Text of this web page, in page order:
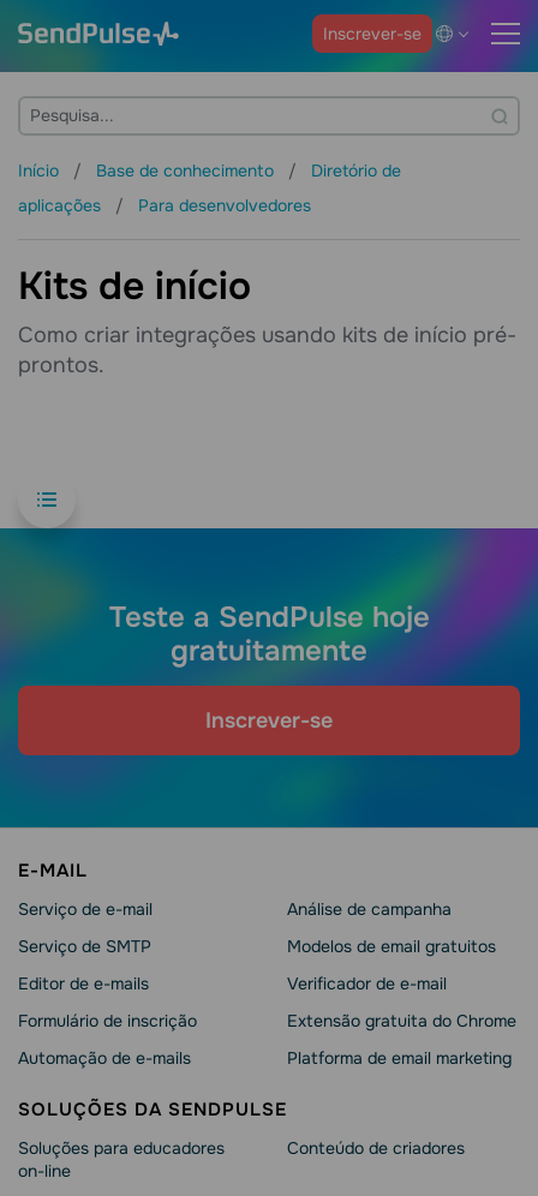
Inscrever-se
Início Base de conhecimento
Diretório de
aplicações
Para desenvolvedores
Kits de início
Como criar integrações usando kits de início pré-
prontos.
Teste a SendPulse hoje
gratuitamente
Inscrever-se
E-MAIL
Serviço de e-mail
Serviço de SMTP
Editor de e-mails
Formulário de inscrição
Automação de e-mails
Análise de campanha
Modelos de email gratuitos
Verificador de e-mail
Extensão gratuita do Chrome
Platforma de email marketing
SOLUÇÕES DA SENDPULSE
Soluções para educadores
on-line
Conteúdo de criadores